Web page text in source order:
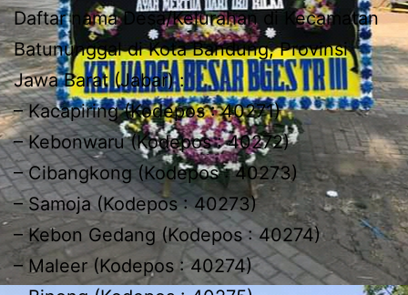
Daftar nama Desa/Kelurahan di Kecamatan
Batununggal di Kota Bandung, Provinsi
Jawa Barat (Jabar) :
– Kacapiring (Kodepos : 40271)
– Kebonwaru (Kodepos : 40272)
– Cibangkong (Kodepos : 40273)
– Samoja (Kodepos : 40273)
– Kebon Gedang (Kodepos : 40274)
– Maleer (Kodepos : 40274)